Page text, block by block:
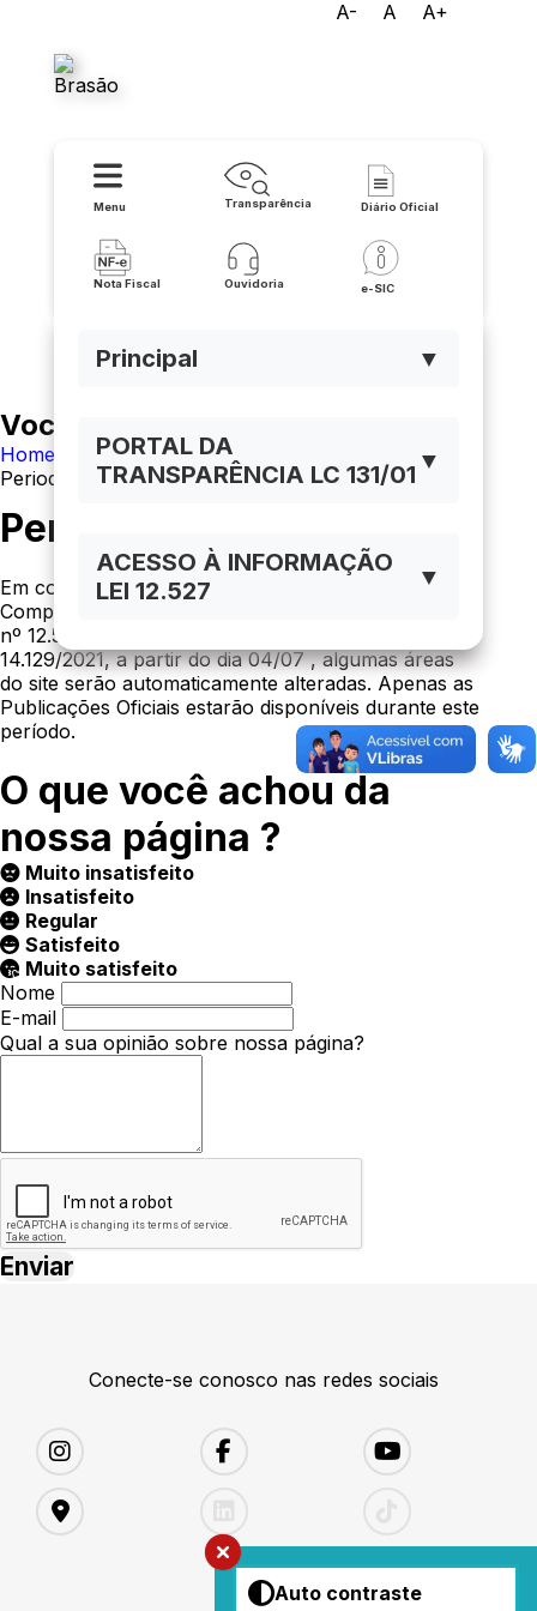
A- A A+
Menu Transparência Diário Oficial
Nota Fiscal Ouvidoria e-SIC
Principal ▼
PORTAL DA
TRANSPARÊNCIA LC 131/01 ▼
ACESSO À INFORMAÇÃO
LEI 12.527
▼
Auto contraste
Você está navegando em:
Home
Periodo Eleitoral
Período Eleitoral
Em conformidade com o art. 48-A da Lei
Complementar nº 101/2000, nos arts. 8º e 10 da Lei
nº 12.527/2011 e no §2º do art. 29 da Lei nº
14.129/2021, a partir do dia 04/07 , algumas áreas
do site serão automaticamente alteradas. Apenas as
Publicações Oficiais estarão disponíveis durante este
período.
O que você achou da
nossa página ?
Muito insatisfeito
Insatisfeito
Regular
Satisfeito
Muito satisfeito
Nome
E-mail
Qual a sua opinião sobre nossa página?
Conecte-se conosco nas redes sociais